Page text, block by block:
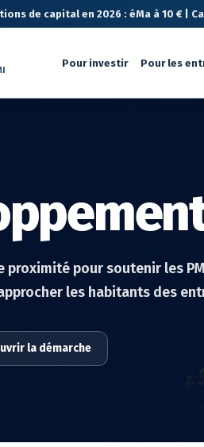
de capital en 2026 : éMa à 10 € |
Pour investir Pour les
proximité pour soutenir les
les habitants des
la démarche